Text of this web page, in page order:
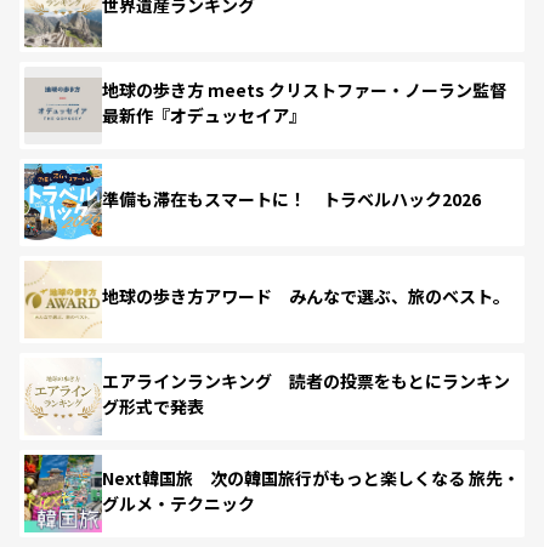
世界遺産ランキング
地球の歩き方 meets クリストファー・ノーラン監督
最新作『オデュッセイア』
準備も滞在もスマートに！ トラベルハック2026
地球の歩き方アワード みんなで選ぶ、旅のベスト。
エアラインランキング 読者の投票をもとにランキン
グ形式で発表
Next韓国旅 次の韓国旅行がもっと楽しくなる 旅先・
グルメ・テクニック